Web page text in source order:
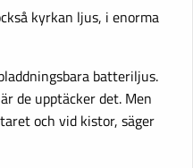
kyrkan ljus, i enorma
batteriljus.
de upptäcker det. Men
och vid kistor, säger